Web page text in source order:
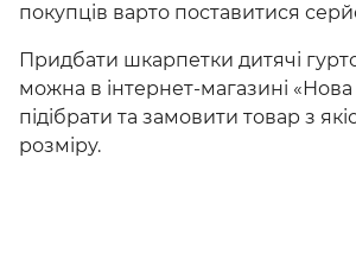
покупців варто поставитися
Придбати шкарпетки дитячі
можна в інтернет-магазині «Нова
підібрати та замовити товар з
розміру.